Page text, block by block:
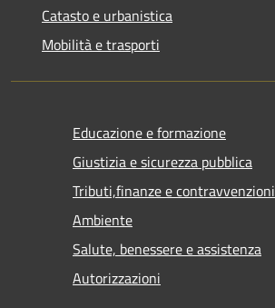
Catasto e urbanistica
Mobilità e trasporti
Educazione e formazione
Giustizia e sicurezza pubblica
Tributi,finanze e contravvenzioni
Ambiente
Salute, benessere e assistenza
Autorizzazioni